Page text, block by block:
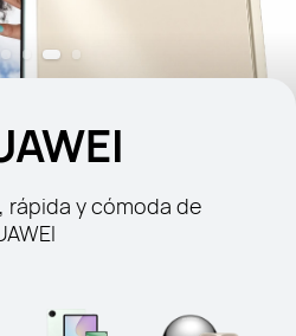
rápida y cómoda de